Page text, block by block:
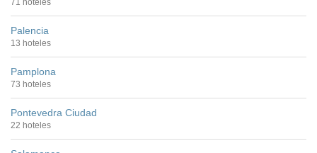
71 hoteles
Palencia
13 hoteles
Pamplona
73 hoteles
Pontevedra Ciudad
22 hoteles